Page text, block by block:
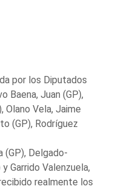
por los Diputados
Baena, Juan (GP),
Olano Vela, Jaime
(GP), Rodríguez
(GP), Delgado-
Garrido Valenzuela,
realmente los